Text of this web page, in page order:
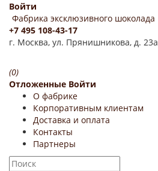
Войти
Фабрика эксклюзивного шоколада
+7 495 108-43-17
г. Москва, ул. Прянишникова, д. 23а
(0)
Отложенные Войти
О фабрике
Корпоративным клиентам
Доставка и оплата
Контакты
Партнеры